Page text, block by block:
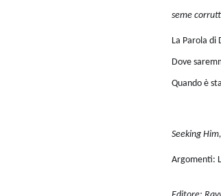
seme
La Parola di
Dove
Quando è
Seeking
Argomenti: